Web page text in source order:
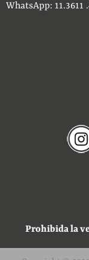
WhatsApp: 11.3611
Prohibida la